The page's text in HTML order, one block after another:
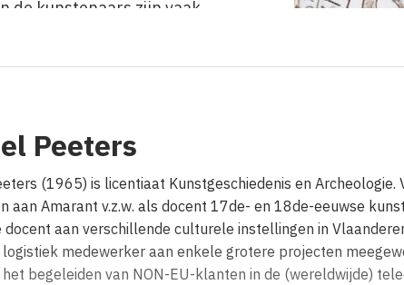
de kunstenaars zijn vaak
zoveel moois kan
we niet begrijpen nu net niet
de rest? Bij deze werken
geen grote verhalen.
een leven dat anders verliep
van ons. Het zijn vensters
in het hoofd van mensen die
Peeters
(1965) is licentiaat Kunstgeschiedenis en
aan Amarant v.z.w. als docent 17de- en 18de-eeuwse
docent aan verschillende culturele instellingen in
medewerker aan enkele grotere projecten
begeleiden van NON-EU-klanten in de (wereldwijde)